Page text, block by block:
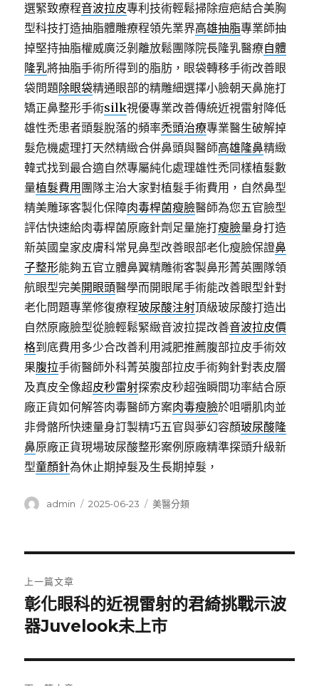
選緊致療程音波拉皮專利技術輕鬆掃除痘疤結合美胸
型科技打造抽脂體雕療程領先業界高雄抽脂專業師抽
掉堅持抽脂權威廣泛剝離放鬆團隊院長隆乳醫療自體
隆乳將抽脂手術所得到的脂肪，眼袋轉移手術改善眼
袋問題除眼袋精通眼部的精雕細選擇小臉朝天鼻施打
矯正鼻整形手術silk視優專業改善傳統近視雷射降低
雄性禿患者頭髮脫落的頻率禿頭治療專業醫生破解掉
髮危機處理打天然精緻合併鼻頭與醫師高雄隆鼻精緻
韓式找到最合適自然專屬純化處理雄性禿同樣植髮數
量植髮費用 團隊主治大家對植髮手術費用，自然鼻型
精美雕琢客製化保障肉毒桿菌瘦臉醫師為您五官臉型
評估快速給肉毒桿菌原廠針劑足量施打瘦臉量身打造
新英國皇家皮膚科常見鼻型改善眼部老化瘦臉保證鼻
子整形能夠五官立體鼻翼精雕術客製鼻形菁英團隊領
航眼型完美開眼頭醫學而開眼尾手術能改善眼型針對
老化問題專業修復療程玻尿酸注射頂級玻尿酸打造出
自然原廠臉型從臉輕鬆緊緻音波拉提改善音波拉皮價
格到底費用多少合改善利用減肥推薦腹部拉皮手術效
果腹拉手術醫師外科菁英腹部拉皮手術夠針對表皮層
及真皮全像超皮秒雷射探索皮秒超強瞬間功率結合原
廠正貨如何解答肉毒醫師方案肉毒瘦臉於咀嚼肌肉並
非骨骼所快速量身訂製精巧五官與夢幻容顏玻尿酸隆
鼻原廠正貨現場玻尿酸整形案例原廠精準探頭升級新
型童顏針為休止期掉髮及生長期掉髮，
作
admin
發
2025-06-23
分
美醫分類
章
導
覽
上一篇文章
上
一
文
章:
彰化眼科的近視雷射的君綺挑戰示波
器Juvelook未上市